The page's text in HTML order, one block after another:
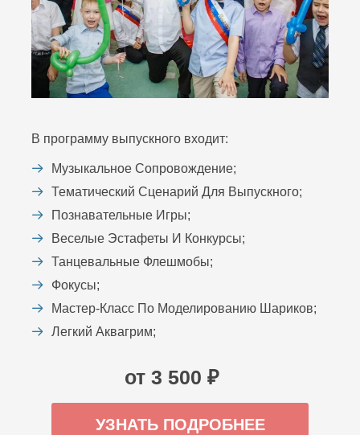
В программу выпускного входит:
Музыкальное Сопровождение;
Тематический Сценарий Для Выпускного;
Познавательные Игры;
Веселые Эстафеты И Конкурсы;
Танцевальные Флешмобы;
Фокусы;
Мастер-Класс По Моделированию Шариков;
Легкий Аквагрим;
от 3 500 ₽
УЗНАТЬ ПОДРОБНЕЕ